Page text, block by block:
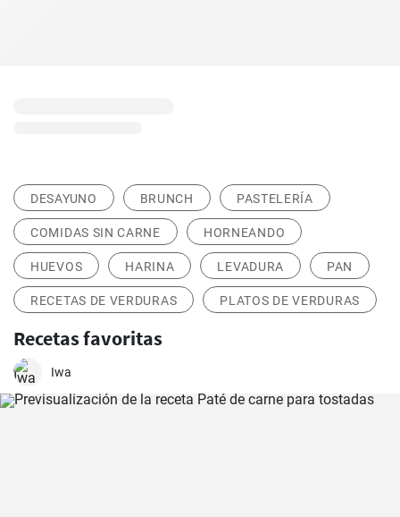
DESAYUNO BRUNCH PASTELERÍA
COMIDAS SIN CARNE HORNEANDO
HUEVOS HARINA LEVADURA PAN
RECETAS DE VERDURAS PLATOS DE VERDURAS
Recetas favoritas
Iwa